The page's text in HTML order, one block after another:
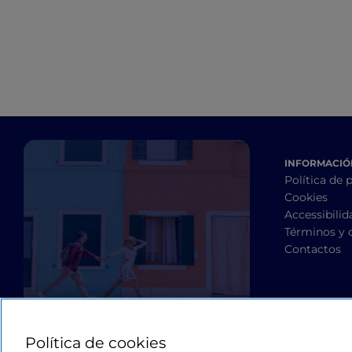
Política de
Cookies
Términos y
Contactos
Política de cookies